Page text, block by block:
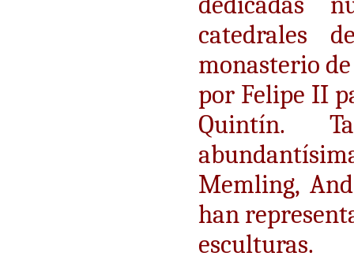
catedrales
monasterio
por Felipe II
Quintín.
Memling,
han
esculturas.